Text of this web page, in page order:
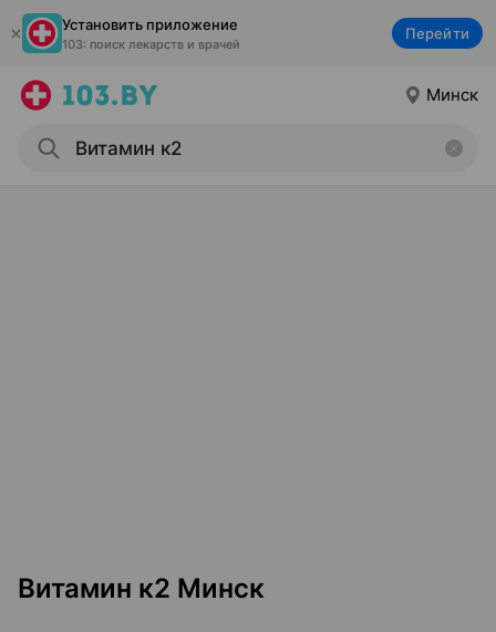
Установить приложение
103: поиск лекарств и врачей
Перейти
Минск
Витамин к2 Минск